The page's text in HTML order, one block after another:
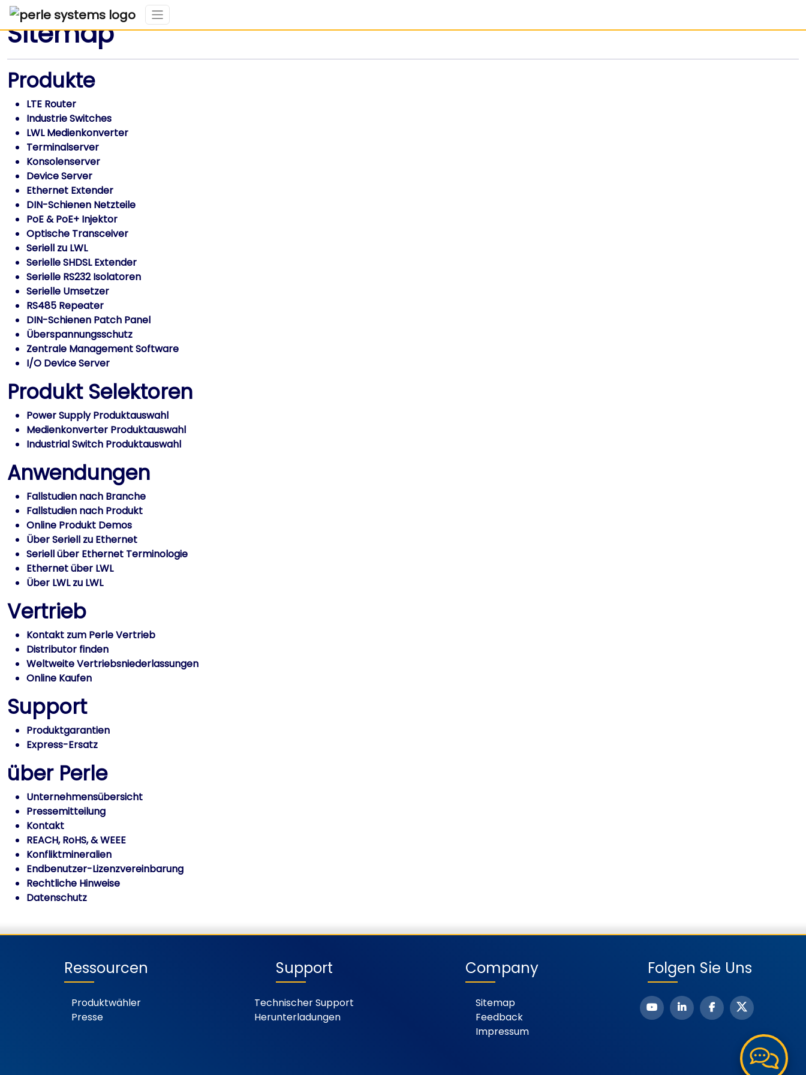
Sitemap
Produkte
LTE Router
Industrie Switches
LWL Medienkonverter
Terminalserver
Konsolenserver
Device Server
Ethernet Extender
DIN-Schienen Netzteile
PoE & PoE+ Injektor
Optische Transceiver
Seriell zu LWL
Serielle SHDSL Extender
Serielle RS232 Isolatoren
Serielle Umsetzer
RS485 Repeater
DIN-Schienen Patch Panel
Überspannungsschutz
Zentrale Management Software
I/O Device Server
Produkt Selektoren
Power Supply Produktauswahl
Medienkonverter Produktauswahl
Industrial Switch Produktauswahl
Anwendungen
Fallstudien nach Branche
Fallstudien nach Produkt
Online Produkt Demos
Über Seriell zu Ethernet
Seriell über Ethernet Terminologie
Ethernet über LWL
Über LWL zu LWL
Vertrieb
Kontakt zum Perle Vertrieb
Distributor finden
Weltweite Vertriebsniederlassungen
Online Kaufen
Support
Produktgarantien
Express-Ersatz
über Perle
Unternehmensübersicht
Pressemitteilung
Kontakt
REACH, RoHS, & WEEE
Konfliktmineralien
Endbenutzer-Lizenzvereinbarung
Rechtliche Hinweise
Datenschutz
Ressourcen
Produktwähler
Presse
Support
Technischer Support
Herunterladungen
Company
Sitemap
Feedback
Impressum
Folgen Sie Uns